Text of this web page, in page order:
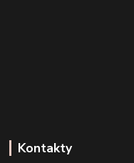
Kontakty